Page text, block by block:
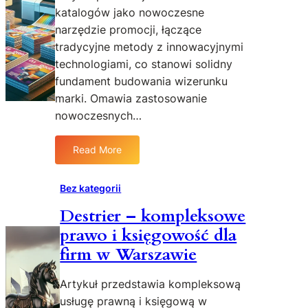
i
c
y
m
d
e
n
o
l
o
g
i
z
y
m
a
k
o
n
d
y
c
j
ę
k
o
i
a
p
o
d
k
o
t
r
o
l
ą
k
e
d
y
d
w
katalogów jako nowoczesne
narzędzie promocji, łączące
tradycyjne metody z innowacyjnymi
technologiami, co stanowi solidny
fundament budowania wizerunku
marki. Omawia zastosowanie
nowoczesnych…
Read More
r
k
o
w
a
n
Bez kategorii
Destrier – kompleksowe
prawo i księgowość dla
firm w Warszawie
Artykuł przedstawia kompleksową
usługę prawną i księgową w